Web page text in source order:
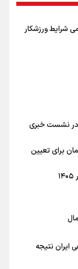
شرایط ورزشکار
در نشست خبری
برای تعیین
ایران نتیجه